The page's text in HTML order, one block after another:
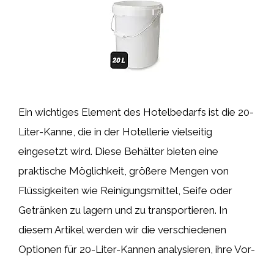
Ein wichtiges Element des Hotelbedarfs ist die 20-
Liter-Kanne, die in der Hotellerie vielseitig
eingesetzt wird. Diese Behälter bieten eine
praktische Möglichkeit, größere Mengen von
Flüssigkeiten wie Reinigungsmittel, Seife oder
Getränken zu lagern und zu transportieren. In
diesem Artikel werden wir die verschiedenen
Optionen für 20-Liter-Kannen analysieren, ihre Vor-